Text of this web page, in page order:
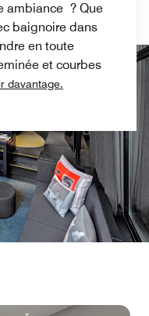
ambiance ? Que
baignoire dans
en toute
et courbes
davantage.